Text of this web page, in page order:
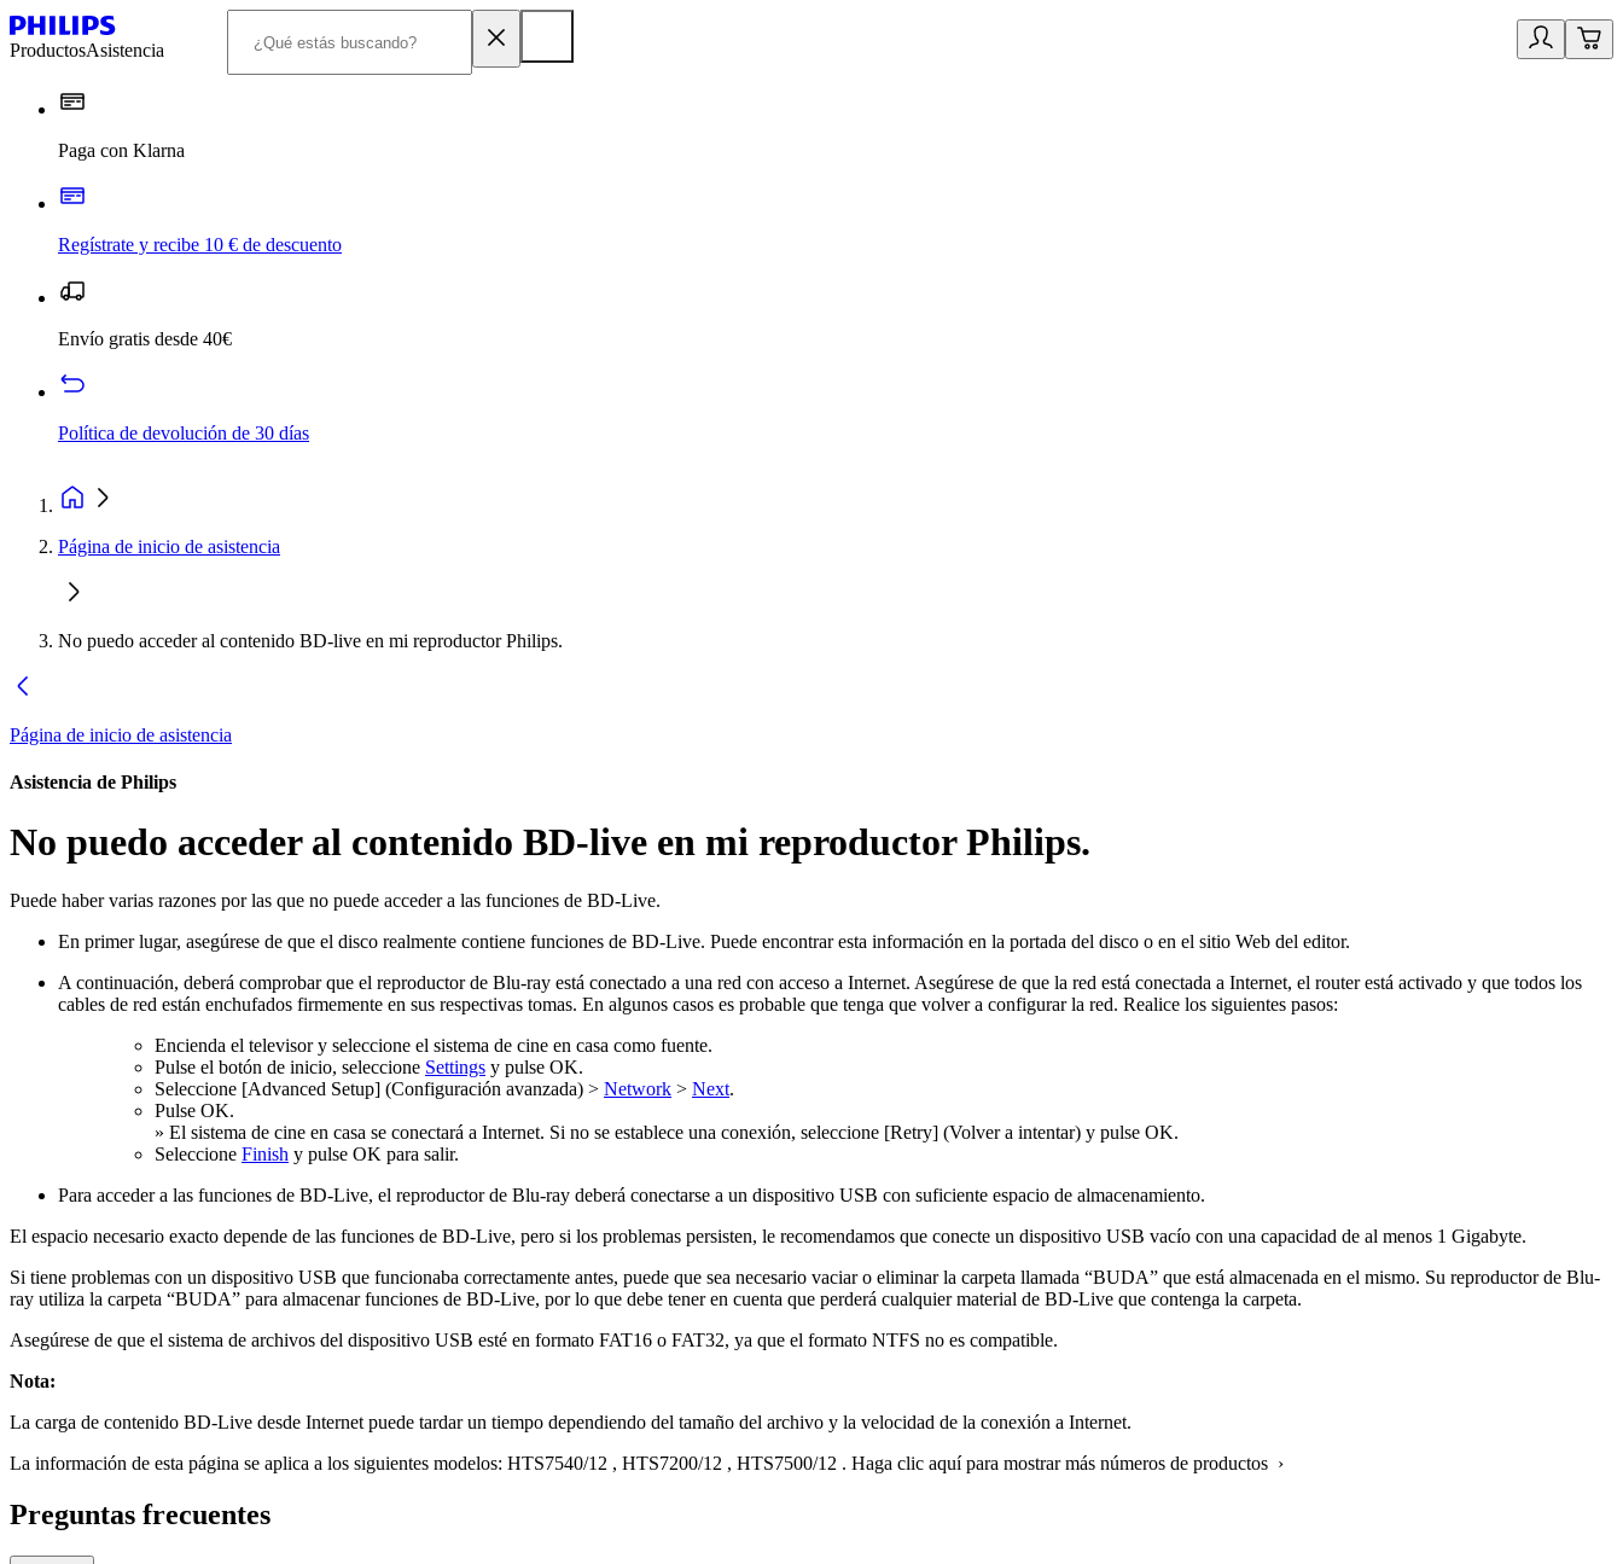
ProductosAsistencia
Paga con Klarna
Regístrate y recibe 10 € de descuento
Envío gratis desde 40€
Política de devolución de 30 días
Página de inicio de asistencia
No puedo acceder al contenido BD-live en mi reproductor Philips.
Página de inicio de asistencia
Asistencia de Philips
No puedo acceder al contenido BD-live en mi reproductor Philips.
Puede haber varias razones por las que no puede acceder a las funciones de BD-Live.
En primer lugar, asegúrese de que el disco realmente contiene funciones de BD-Live. Puede encontrar esta información en la portada del disco o en el sitio Web del editor.
A continuación, deberá comprobar que el reproductor de Blu-ray está conectado a una red con acceso a Internet. Asegúrese de que la red está conectada a Internet, el router está activado y que todos los
cables de red están enchufados firmemente en sus respectivas tomas. En algunos casos es probable que tenga que volver a configurar la red. Realice los siguientes pasos:
Encienda el televisor y seleccione el sistema de cine en casa como fuente.
Pulse el botón de inicio, seleccione Settings y pulse OK.
Seleccione [Advanced Setup] (Configuración avanzada) > Network > Next.
Pulse OK.
» El sistema de cine en casa se conectará a Internet. Si no se establece una conexión, seleccione [Retry] (Volver a intentar) y pulse OK.
Seleccione Finish y pulse OK para salir.
Para acceder a las funciones de BD-Live, el reproductor de Blu-ray deberá conectarse a un dispositivo USB con suficiente espacio de almacenamiento.
El espacio necesario exacto depende de las funciones de BD-Live, pero si los problemas persisten, le recomendamos que conecte un dispositivo USB vacío con una capacidad de al menos 1 Gigabyte.
Si tiene problemas con un dispositivo USB que funcionaba correctamente antes, puede que sea necesario vaciar o eliminar la carpeta llamada “BUDA” que está almacenada en el mismo. Su reproductor de Blu-
ray utiliza la carpeta “BUDA” para almacenar funciones de BD-Live, por lo que debe tener en cuenta que perderá cualquier material de BD-Live que contenga la carpeta.
Asegúrese de que el sistema de archivos del dispositivo USB esté en formato FAT16 o FAT32, ya que el formato NTFS no es compatible.
Nota:
La carga de contenido BD-Live desde Internet puede tardar un tiempo dependiendo del tamaño del archivo y la velocidad de la conexión a Internet.
La información de esta página se aplica a los siguientes modelos: HTS7540/12 , HTS7200/12 , HTS7500/12 . Haga clic aquí para mostrar más números de productos ›
Preguntas frecuentes